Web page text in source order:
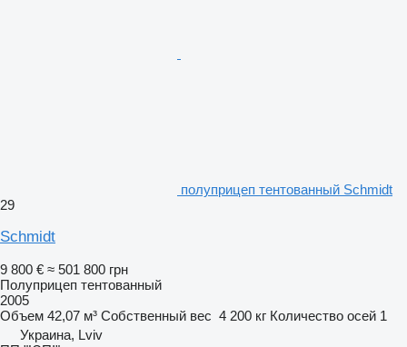
полуприцеп тентованный Schmidt
29
Schmidt
9 800 € ≈ 501 800 грн
Полуприцеп тентованный
2005
Объем 42,07 м³ Собственный вес 4 200 кг Количество осей 1
Украина, Lviv